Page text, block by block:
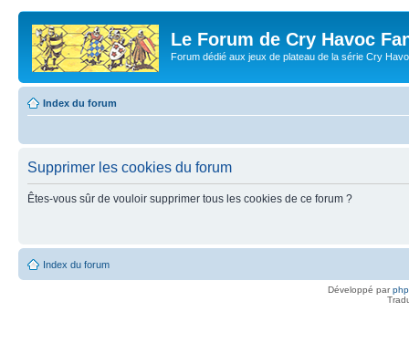
Le Forum de Cry Havoc
Forum dédié aux jeux de plateau de la série Cry
Index du forum
Supprimer les cookies du forum
Êtes-vous sûr de vouloir supprimer tous les cookies de ce forum ?
Index du forum
Développé par